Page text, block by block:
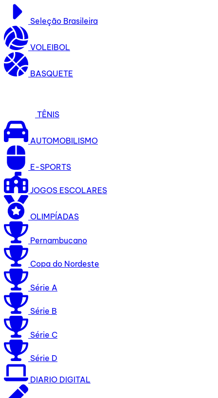
Seleção Brasileira
VOLEIBOL
BASQUETE
TÊNIS
AUTOMOBILISMO
E-SPORTS
JOGOS ESCOLARES
OLIMPÍADAS
Pernambucano
Copa do Nordeste
Série A
Série B
Série C
Série D
DIARIO DIGITAL